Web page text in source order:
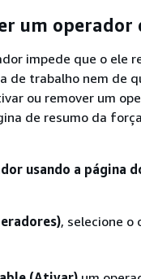
um
impede que o ele
de trabalho nem de
ou remover um
de resumo da
usando a página
, selecione o